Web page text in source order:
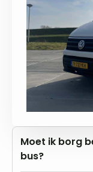
Moet ik borg
bus?